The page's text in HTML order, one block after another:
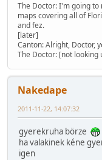
The Doctor: I'm going to
maps covering all of
and fez.
[later]
Canton: Alright, Doctor,
The Doctor: [not looking
Nakedape
2011-11-22, 14:07:32
gyerekruha börze
ha valakinek kéne
igen